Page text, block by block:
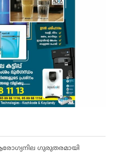
​ഗുരുതരമായി